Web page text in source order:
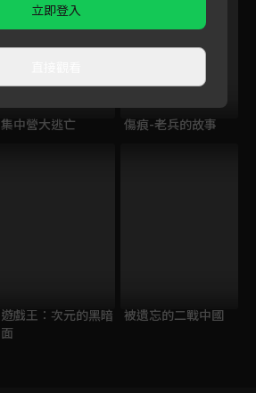
集中營大逃亡 傷痕-老兵的故事
遊戲王：次元的黑暗
面
被遺忘的二戰中國
立即登入